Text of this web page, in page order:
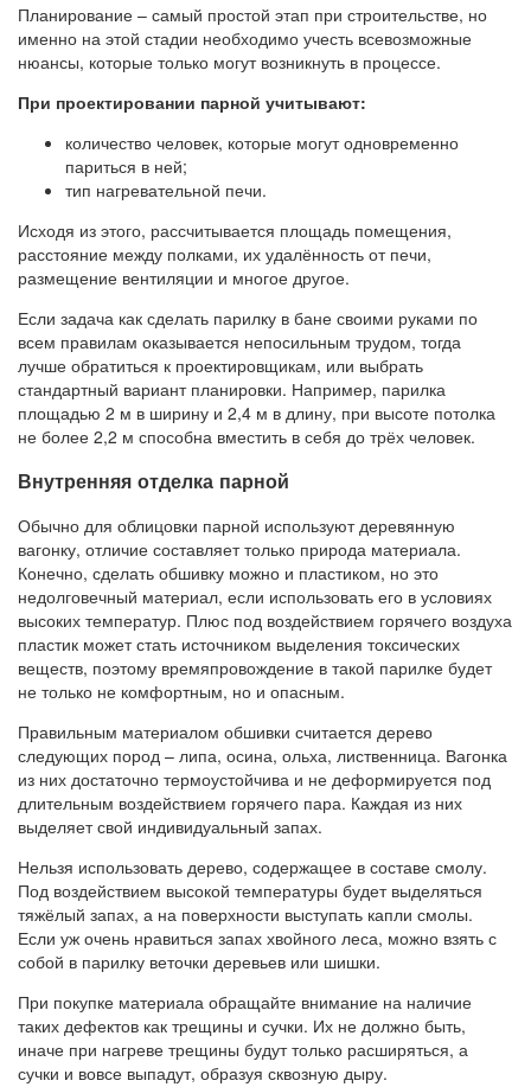
Планирование – самый простой этап при строительстве, но
именно на этой стадии необходимо учесть всевозможные
нюансы, которые только могут возникнуть в процессе.
При проектировании парной учитывают:
количество человек, которые могут одновременно
париться в ней;
тип нагревательной печи.
Исходя из этого, рассчитывается площадь помещения,
расстояние между полками, их удалённость от печи,
размещение вентиляции и многое другое.
Если задача как сделать парилку в бане своими руками по
всем правилам оказывается непосильным трудом, тогда
лучше обратиться к проектировщикам, или выбрать
стандартный вариант планировки. Например, парилка
площадью 2 м в ширину и 2,4 м в длину, при высоте потолка
не более 2,2 м способна вместить в себя до трёх человек.
Внутренняя отделка парной
Обычно для облицовки парной используют деревянную
вагонку, отличие составляет только природа материала.
Конечно, сделать обшивку можно и пластиком, но это
недолговечный материал, если использовать его в условиях
высоких температур. Плюс под воздействием горячего воздуха
пластик может стать источником выделения токсических
веществ, поэтому времяпровождение в такой парилке будет
не только не комфортным, но и опасным.
Правильным материалом обшивки считается дерево
следующих пород – липа, осина, ольха, лиственница. Вагонка
из них достаточно термоустойчива и не деформируется под
длительным воздействием горячего пара. Каждая из них
выделяет свой индивидуальный запах.
Нельзя использовать дерево, содержащее в составе смолу.
Под воздействием высокой температуры будет выделяться
тяжёлый запах, а на поверхности выступать капли смолы.
Если уж очень нравиться запах хвойного леса, можно взять с
собой в парилку веточки деревьев или шишки.
При покупке материала обращайте внимание на наличие
таких дефектов как трещины и сучки. Их не должно быть,
иначе при нагреве трещины будут только расширяться, а
сучки и вовсе выпадут, образуя сквозную дыру.